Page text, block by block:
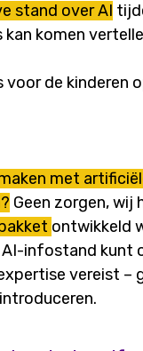
stand over AI
komen
voor de
met
Geen zorgen,
ontwikkeld
infostand kunt
vereist –